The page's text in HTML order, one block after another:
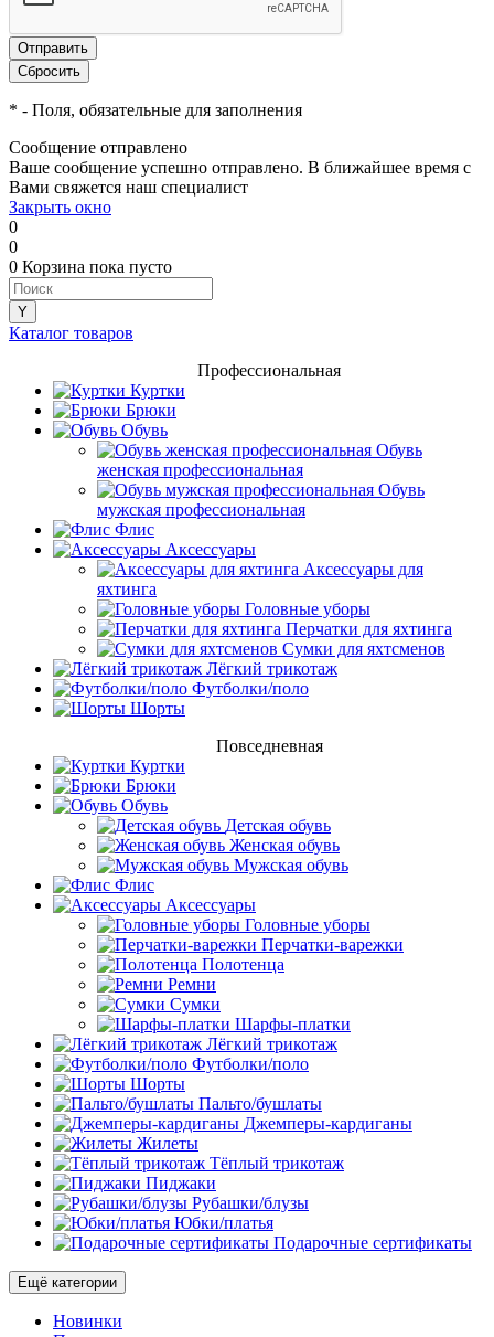
* - Поля, обязательные для заполнения
Сообщение отправлено
Ваше сообщение успешно отправлено. В ближайшее время с
Вами свяжется наш специалист
Закрыть окно
0
0
0 Корзина пока пусто
Каталог товаров
Профессиональная
Куртки
Брюки
Обувь
Обувь
женская профессиональная
Обувь
мужская профессиональная
Флис
Аксессуары
Аксессуары для
яхтинга
Головные уборы
Перчатки для яхтинга
Сумки для яхтсменов
Лёгкий трикотаж
Футболки/поло
Шорты
Повседневная
Куртки
Брюки
Обувь
Детская обувь
Женская обувь
Мужская обувь
Флис
Аксессуары
Головные уборы
Перчатки-варежки
Полотенца
Ремни
Сумки
Шарфы-платки
Лёгкий трикотаж
Футболки/поло
Шорты
Пальто/бушлаты
Джемперы-кардиганы
Жилеты
Тёплый трикотаж
Пиджаки
Рубашки/блузы
Юбки/платья
Подарочные сертификаты
Ещё категории
Новинки